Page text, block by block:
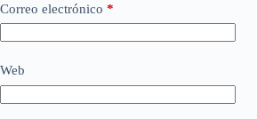
Correo electrónico *
Web